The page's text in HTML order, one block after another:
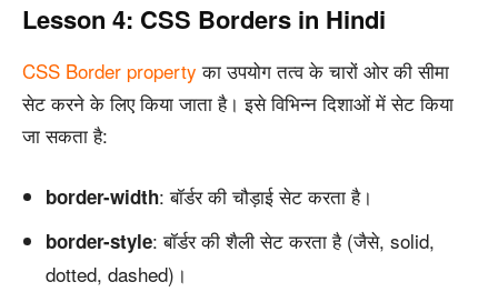
Lesson 4: CSS Borders in Hindi
CSS Border property का उपयोग तत्व के चारों ओर की सीमा
सेट करने के लिए किया जाता है। इसे विभिन्न दिशाओं में सेट किया
जा सकता है:
border-width: बॉर्डर की चौड़ाई सेट करता है।
border-style: बॉर्डर की शैली सेट करता है (जैसे, solid,
dotted, dashed)।